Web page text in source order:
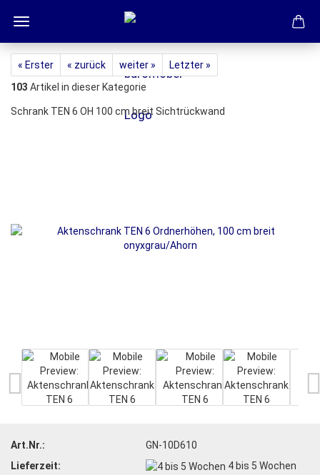
« Erster « zurück weiter »
Letzter »
103 Artikel in dieser Kategorie
Schrank TEN 6 OH 100 cm breit Sichtrückwand
Art.Nr.:
GN-10D610
Lieferzeit:
4 bis 5 Wochen